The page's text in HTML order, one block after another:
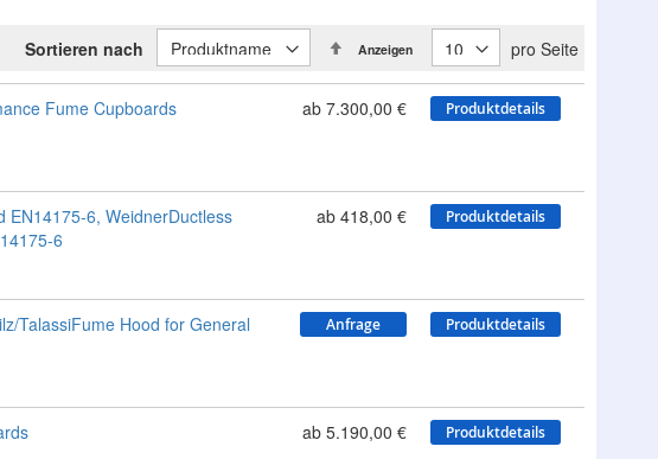
Anzeigen pro Seite
Sortieren nach
absteigender
Reihenfolge
Fume Cupboards
ab 7.300,00 € Produktdetails
EN14175-6, WeidnerDuctless
6
ab 418,00 € Produktdetails
TalassiFume Hood for General
Anfrage Produktdetails
ab 5.190,00 € Produktdetails